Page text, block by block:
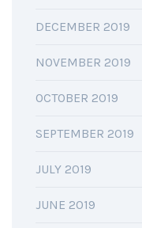
DECEMBER 2019
NOVEMBER 2019
OCTOBER 2019
SEPTEMBER 2019
JULY 2019
JUNE 2019